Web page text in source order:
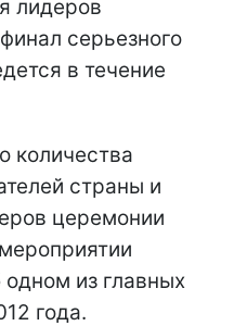
лидеров
серьезного
в течение
количества
страны и
церемонии
из главных
года.